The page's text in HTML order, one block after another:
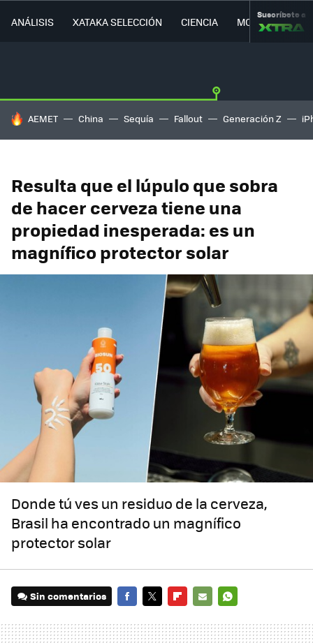
ANÁLISIS XATAKA SELECCIÓN CIENCIA MOVILIDAD
Suscríbete a
HOY SE HABLA DE
AEMET China Sequía Fallout Generación Z
Resulta que el lúpulo que sobra
de hacer cerveza tiene una
propiedad inesperada: es un
magnífico protector solar
Donde tú ves un residuo de la cerveza,
Brasil ha encontrado un magnífico
protector solar
Sin comentarios
MAIL